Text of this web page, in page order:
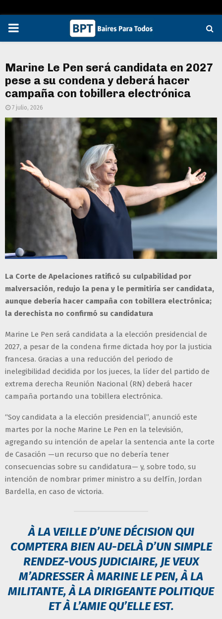
PRIMARY
Marine Le Pen será candidata en 2027
pese a su condena y deberá hacer
campaña con tobillera electrónica
7 julio, 2026
La Corte de Apelaciones ratificó su culpabilidad por
malversación, redujo la pena y le permitiría ser candidata,
aunque debería hacer campaña con tobillera electrónica;
la derechista no confirmó su candidatura
Marine Le Pen será candidata a la elección presidencial de
2027, a pesar de la condena firme dictada hoy por la justicia
francesa. Gracias a una reducción del periodo de
inelegibilidad decidida por los jueces, la líder del partido de
extrema derecha Reunión Nacional (RN) deberá hacer
campaña portando una tobillera electrónica.
“Soy candidata a la elección presidencial”, anunció este
martes por la noche Marine Le Pen en la televisión,
agregando su intención de apelar la sentencia ante la corte
de Casación —un recurso que no debería tener
consecuencias sobre su candidatura— y, sobre todo, su
intención de nombrar primer ministro a su delfín, Jordan
Bardella, en caso de victoria.
À LA VEILLE D’UNE DÉCISION QUI
COMPTERA BIEN AU-DELÀ D’UN SIMPLE
RENDEZ-VOUS JUDICIAIRE, JE VEUX
M’ADRESSER À MARINE LE PEN, À LA
MILITANTE, À LA DIRIGEANTE POLITIQUE
ET À L’AMIE QU’ELLE EST.